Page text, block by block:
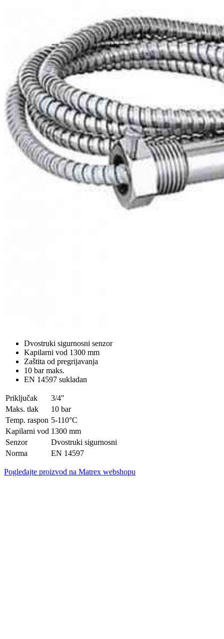
Dvostruki sigurnosni senzor
Kapilarni vod 1300 mm
Zaštita od pregrijavanja
10 bar maks.
EN 14597 sukladan
Priključak
3/4"
Maks. tlak
10 bar
Temp. raspon 5-110°C
Kapilarni vod 1300 mm
Senzor
Dvostruki sigurnosni
Norma
EN 14597
Pogledajte proizvod na Matrex webshopu